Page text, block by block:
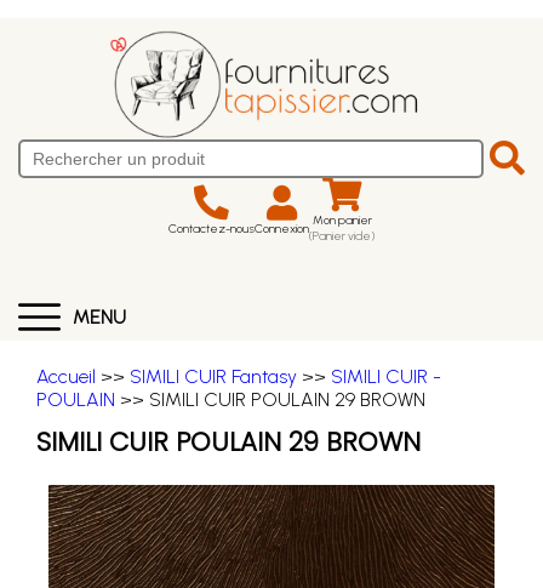
Contactez-nousConnexion Mon panier
(Panier vide)
MENU
Accueil >> SIMILI CUIR Fantasy >> SIMILI CUIR -
POULAIN >> SIMILI CUIR POULAIN 29 BROWN
SIMILI CUIR POULAIN 29 BROWN